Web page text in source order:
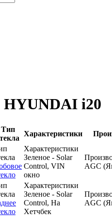
HYUNDAI i20
Тип
Характеристики
Характеристики
Зеленое - Solar
Control, VIN
окно
AGC
Характеристики
Зеленое - Solar
Control, На
Хетчбек
AGC